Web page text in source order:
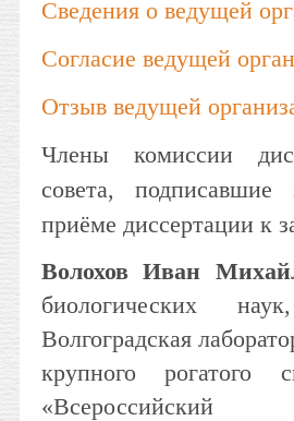
Сведения о ведущей
Согласие ведущей
Отзыв ведущей
Члены комиссии
совета, подписавшие
приёме диссертации к
Волохов Иван
биологических
Волгоградская
крупного рогатого